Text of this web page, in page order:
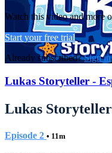
Watch this video and more
Start your free trial
Already subscribed?Sign in
Lukas Storyteller -
Lukas
Episode 2 • 11m